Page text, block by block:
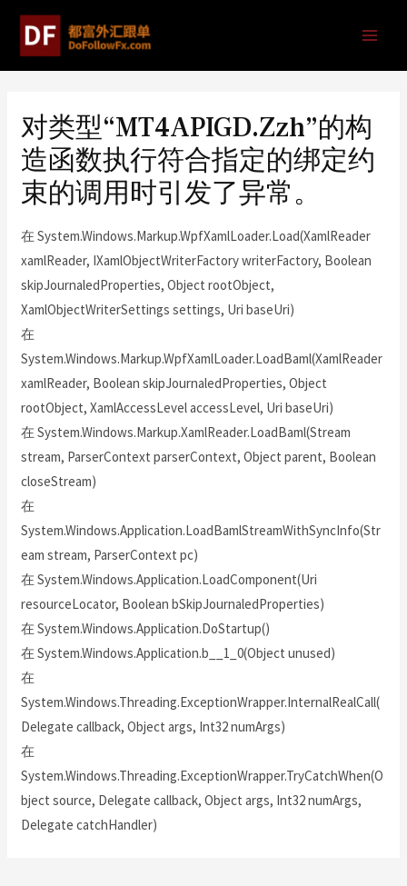
对类型“MT4APIGD.Zzh”的构
造函数执行符合指定的绑定约
束的调用时引发了异常。
在 System.Windows.Markup.WpfXamlLoader.Load(XamlReader
xamlReader, IXamlObjectWriterFactory writerFactory, Boolean
skipJournaledProperties, Object rootObject,
XamlObjectWriterSettings settings, Uri baseUri)
在
System.Windows.Markup.WpfXamlLoader.LoadBaml(XamlReader
xamlReader, Boolean skipJournaledProperties, Object
rootObject, XamlAccessLevel accessLevel, Uri baseUri)
在 System.Windows.Markup.XamlReader.LoadBaml(Stream
stream, ParserContext parserContext, Object parent, Boolean
closeStream)
在
System.Windows.Application.LoadBamlStreamWithSyncInfo(Str
eam stream, ParserContext pc)
在 System.Windows.Application.LoadComponent(Uri
resourceLocator, Boolean bSkipJournaledProperties)
在 System.Windows.Application.DoStartup()
在 System.Windows.Application.b__1_0(Object unused)
在
System.Windows.Threading.ExceptionWrapper.InternalRealCall(
Delegate callback, Object args, Int32 numArgs)
在
System.Windows.Threading.ExceptionWrapper.TryCatchWhen(O
bject source, Delegate callback, Object args, Int32 numArgs,
Delegate catchHandler)